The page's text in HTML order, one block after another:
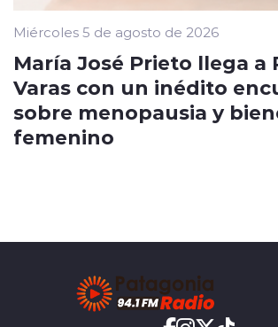
Miércoles 5 de agosto de 2026
María José Prieto llega a
Varas con un inédito
sobre menopausia y
femenino